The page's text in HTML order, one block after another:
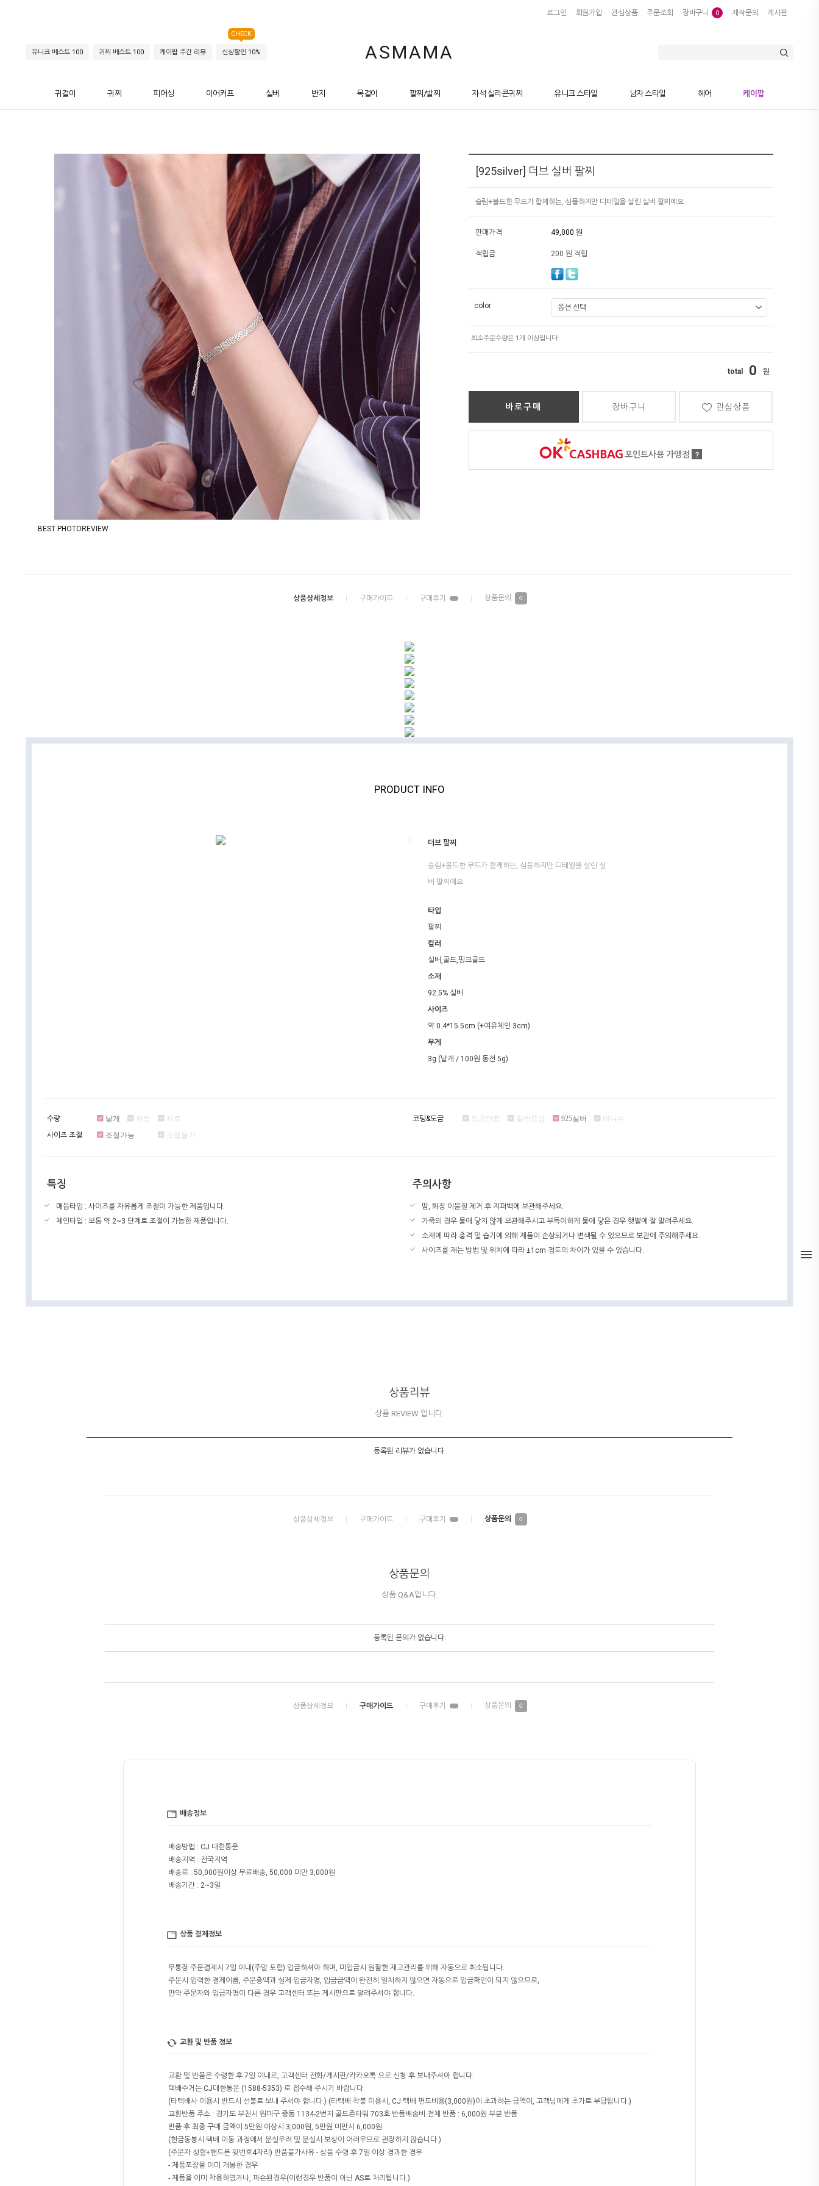
로그인 회원가입 관심상품 주문조회 장바구니 0 제작문의 게시판
ASMAMA
유니크 베스트 100 귀찌 베스트 100 케이팝 주간 리뷰 신상할인 10%
CHECK
귀걸이 귀찌 피어싱 이어커프 실버 반지 목걸이 팔찌/발찌 자석 실리콘귀찌 유니크 스타일 남자 스타일 헤어 케이팝
BEST PHOTOREVIEW
[925silver] 더브 실버 팔찌
슬림+볼드한 무드가 함께하는, 심플하지만 디테일을 살린 실버 팔찌예요.
판매가격 49,000 원
적립금 200 원 적립
color
0
바로구매 장바구니 관심상품
포인트사용 가맹점 ?
0
PRODUCT INFO
더브 팔찌
슬림+볼드한 무드가 함께하는, 심플하지만 디테일을 살린 실
버 팔찌예요.
타입
팔찌
컬러
실버,골드,핑크골드
소재
92.5% 실버
사이즈
약 0.4*15.5cm (+여유체인 3cm)
무게
3g (낱개 / 100원 동전 5g)
수량 낱개 한쌍 세트
사이즈 조절 조절가능 조절불가
코팅&도금 도금안됨 일반도금 925실버 버니쉬
특징
매듭타입 : 사이즈를 자유롭게 조절이 가능한 제품입니다.
체인타입 : 보통 약 2~3 단계로 조절이 가능한 제품입니다.
주의사항
땀, 화장 이물질 제거 후 지퍼백에 보관해주세요.
가죽의 경우 물에 닿지 않게 보관해주시고 부득이하게 물에 닿은 경우 햇볕에 잘 말려주세요.
소재에 따라 충격 및 습기에 의해 제품이 손상되거나 변색될 수 있으므로 보관에 주의해주세요.
사이즈를 재는 방법 및 위치에 따라 ±1cm 정도의 차이가 있을 수 있습니다.
상품리뷰
상품 REVIEW 입니다.
등록된 리뷰가 없습니다.
0
상품문의
상품 Q&A입니다.
등록된 문의가 없습니다.
0
배송정보
배송방법 : CJ 대한통운
배송지역 : 전국지역
배송료 : 50,000원이상 무료배송, 50,000 미만 3,000원
배송기간 : 2~3일
상품 결제정보
무통장 주문결제시 7일 이내(주말 포함) 입금하셔야 하며, 미입금시 원활한 재고관리를 위해 자동으로 취소됩니다.
주문시 입력한 결제이름, 주문총액과 실제 입금자명, 입금금액이 완전히 일치하지 않으면 자동으로 입금확인이 되지 않으므로,
만약 주문자와 입금자명이 다른 경우 고객센터 또는 게시판으로 알려주셔야 합니다.
교환 및 반품 정보
교환 및 반품은 수령한 후 7일 이내로, 고객센터 전화/게시판/카카오톡 으로 신청 후 보내주셔야 합니다.
택배수거는 CJ대한통운 (1588-5353) 로 접수해 주시기 바랍니다.
(타택배사 이용시 반드시 선불로 보내 주셔야 합니다.) (타택배 착불 이용시, CJ 택배 편도비용(3,000원)이 초과하는 금액이, 고객님에게 추가로 부담됩니다.)
교환반품 주소 : 경기도 부천시 원미구 중동 1134-2번지 골드존타워 703호 반품배송비 전체 반품 : 6,000원 부분 반품
반품 후 최종 구매 금액이 5만원 이상시 3,000원, 5만원 미만시 6,000원
(현금동봉시 택배 이동 과정에서 분실우려 및 분실시 보상이 어려우므로 권장하지 않습니다.)
(주문자 성함+핸드폰 뒷번호4자리) 반품불가사유 - 상품 수령 후 7일 이상 경과한 경우
- 제품포장을 이미 개봉한 경우
- 제품을 이미 착용하였거나, 파손된경우(이런경우 반품이 아닌 AS로 처리됩니다.)